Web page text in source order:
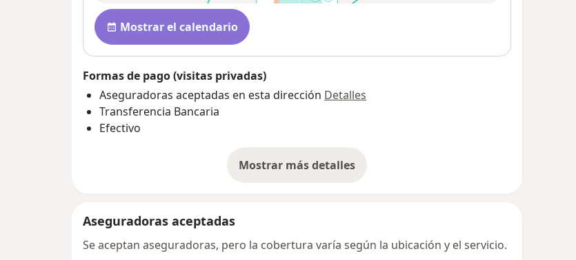
Disponibilidad
Mostrar el calendario
Formas de pago (visitas privadas)
Aseguradoras aceptadas en esta dirección Detalles
Transferencia Bancaria
Efectivo
Mostrar más detalles
sobre la dirección
Aseguradoras aceptadas
Se aceptan aseguradoras, pero la cobertura varía según la ubicación y el servicio.